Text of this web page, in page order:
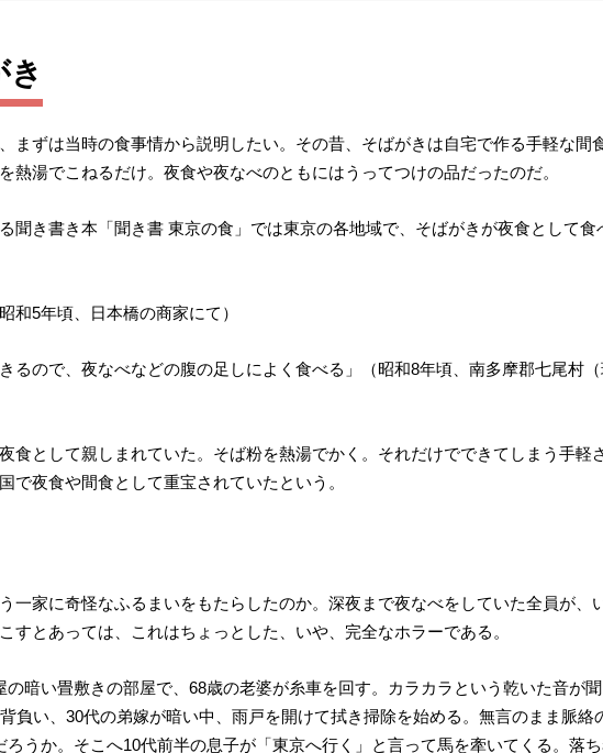
まずは当時の食事情から説明したい。その昔、そばがきは自宅で作る手軽な間
熱湯でこねるだけ。夜食や夜なべのともにはうってつけの品だったのだ。
聞き書き本「聞き書 東京の食」では東京の各地域で、そばがきが夜食として食
和5年頃、日本橋の商家にて）
るので、夜なべなどの腹の足しによく食べる」（昭和8年頃、南多摩郡七尾村
食として親しまれていた。そば粉を熱湯でかく。それだけでできてしまう手軽
で夜食や間食として重宝されていたという。
家に奇怪なふるまいをもたらしたのか。 深夜まで夜なべをしていた全員が、
とあっては、これはちょっとした、いや、完全なホラーである。
暗い畳敷きの部屋で、68歳の老婆が糸車を回す。カラカラという乾いた音が
負い、30代の弟嫁が暗い中、雨戸を開けて拭き掃除を始める。無言のまま脈絡
うか。そこへ10代前半の息子が「東京へ行く」と言って馬を牽いてくる。落